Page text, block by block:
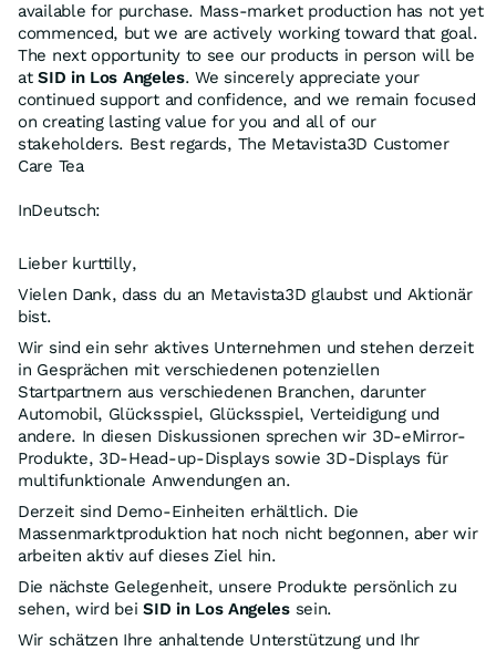
available for purchase. Mass-market production has not yet
commenced, but we are actively working toward that goal.
The next opportunity to see our products in person will be
atSID in Los Angeles. We sincerely appreciate your
continued support and confidence, and we remain focused
on creating lasting value for you and all of our
stakeholders. Best regards, The Metavista3D Customer
Care Tea
InDeutsch:
Lieber kurttilly,
Vielen Dank, dass du an Metavista3D glaubst und Aktionär
bist.
Wir sind ein sehr aktives Unternehmen und stehen derzeit
in Gesprächen mit verschiedenen potenziellen
Startpartnern aus verschiedenen Branchen, darunter
Automobil, Glücksspiel, Glücksspiel, Verteidigung und
andere. In diesen Diskussionen sprechen wir 3D-eMirror-
Produkte, 3D-Head-up-Displays sowie 3D-Displays für
multifunktionale Anwendungen an.
Derzeit sind Demo-Einheiten erhältlich. Die
Massenmarktproduktion hat noch nicht begonnen, aber wir
arbeiten aktiv auf dieses Ziel hin.
Die nächste Gelegenheit, unsere Produkte persönlich zu
sehen, wird beiSID in Los Angelessein.
Wir schätzen Ihre anhaltende Unterstützung und Ihr